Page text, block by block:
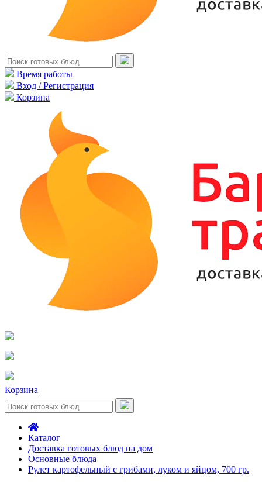
Время работы
Вход / Регистрация
Корзина
Корзина
Каталог
Доставка готовых блюд на дом
Основные блюда
Рулет картофельный с грибами, луком и яйцом, 700 гр.